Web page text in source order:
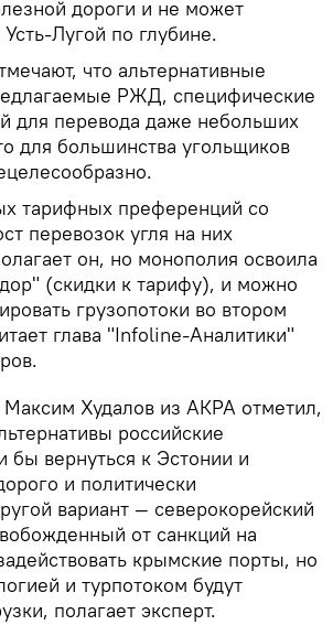
дороги и не может
Лугой по глубине.
что альтернативные
РЖД, специфические
для перевода даже небольших
для большинства угольщиков
тарифных преференций со
перевозок угля на них
он, но монополия освоила
(скидки к тарифу), и можно
грузопотоки во втором
глава "Infoline-Аналитики"
Худалов из АКРА отметил,
российские
бы вернуться к Эстонии и
и политически
вариант — северокорейский
от санкций на
крымские порты, но
и турпотоком будут
полагает эксперт.